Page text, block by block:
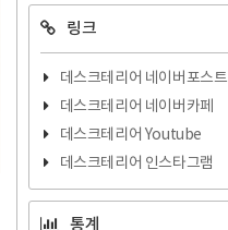
링크
데스크테리어 네이버포스트
데스크테리어 네이버카페
데스크테리어 Youtube
데스크테리어 인스타그램
통계